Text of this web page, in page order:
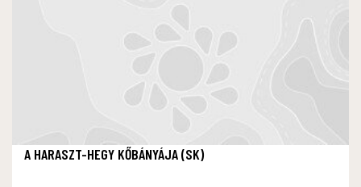
A HARASZT-HEGY KŐBÁNYÁJA (SK)